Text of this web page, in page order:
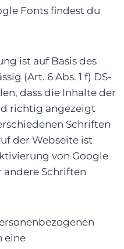
Fonts findest du
ist auf Basis des
(Art. 6 Abs. 1 f) DS-
dass die Inhalte der
richtig angezeigt
Schriften
der Webseite ist
von Google
andere Schriften
eine